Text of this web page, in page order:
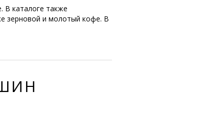
В каталоге также
зерновой и молотый кофе. В